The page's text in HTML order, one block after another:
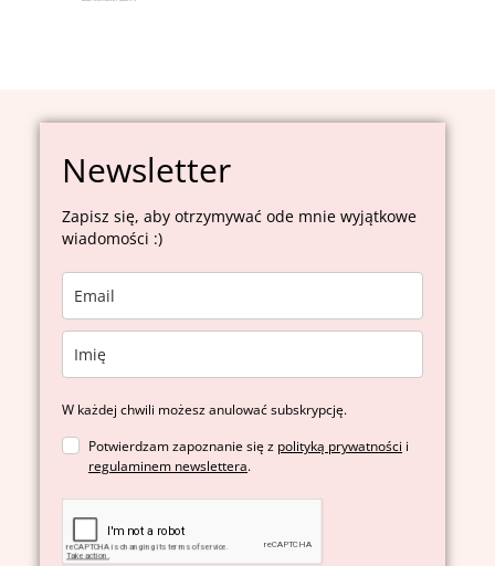
Newsletter
Zapisz się, aby otrzymywać ode mnie wyjątkowe
wiadomości :)
W każdej chwili możesz anulować subskrypcję.
Potwierdzam zapoznanie się z polityką prywatności i
regulaminem newslettera.